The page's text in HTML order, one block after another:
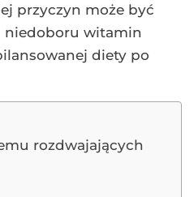
przyczyn może być
niedoboru witamin
diety po
rozdwajających